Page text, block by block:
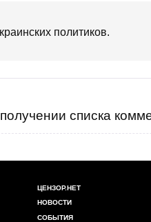
политиков.
списка
ЦЕНЗОР.НЕТ
НОВОСТИ
СОБЫТИЯ